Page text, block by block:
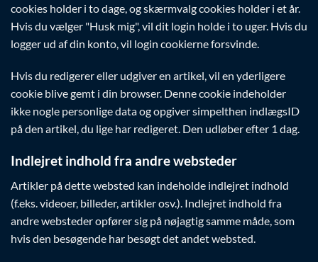
cookies holder i to dage, og skærmvalg cookies holder i et år.
Hvis du vælger "Husk mig", vil dit login holde i to uger. Hvis du
logger ud af din konto, vil login cookierne forsvinde.
Hvis du redigerer eller udgiver en artikel, vil en yderligere
cookie blive gemt i din browser. Denne cookie indeholder
ikke nogle personlige data og opgiver simpelthen indlægsID
på den artikel, du lige har redigeret. Den udløber efter 1 dag.
Indlejret indhold fra andre websteder
Artikler på dette websted kan indeholde indlejret indhold
(f.eks. videoer, billeder, artikler osv.). Indlejret indhold fra
andre websteder opfører sig på nøjagtig samme måde, som
hvis den besøgende har besøgt det andet websted.